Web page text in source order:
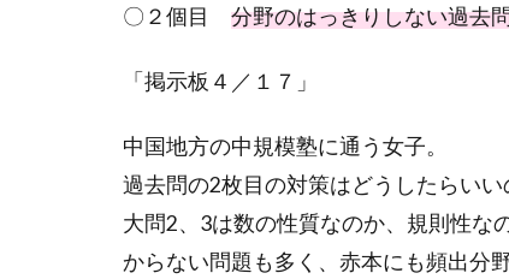
〇２個目 分野のはっきりしない過去
「掲示板４／１７」
中国地方の中規模塾に通う女子。
過去問の2枚目の対策はどうしたらいい
大問2、 3は数の性質なのか、規則性な
からない問題も多く、赤本にも頻出分